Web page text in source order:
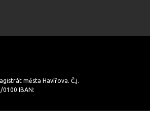
města Havířova. Č.j.
0100 IBAN: